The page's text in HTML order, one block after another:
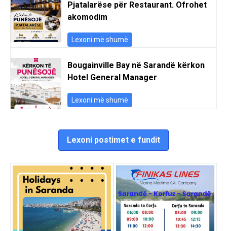
Pjatalarëse për Restaurant. Ofrohet
akomodim
Lexoni më shumë
Bougainville Bay në Sarandë kërkon
Hotel General Manager
Lexoni më shumë
Lexoni postimet e fundit